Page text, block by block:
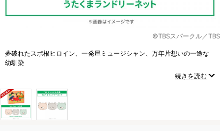
©TBSスパークル／TBS
夢破れたスポ根ヒロイン、一発屋ミュージシャン、万年片想いの一途な
幼馴染
続きを読む